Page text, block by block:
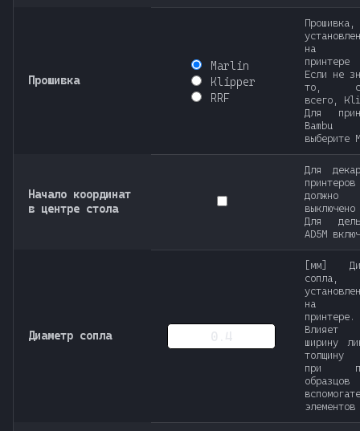
Прошивка
Marlin
Klipper
RRF
Прошивка,
на
принтере
Если не
то,
всего,
Для
Bambu
выберите
Начало координат
в центре стола
Для
принтеров
должно
выключено
Для
AD5M
Диаметр сопла
[мм]
сопла,
на
принтере.
ширину
толщину
при
элементов